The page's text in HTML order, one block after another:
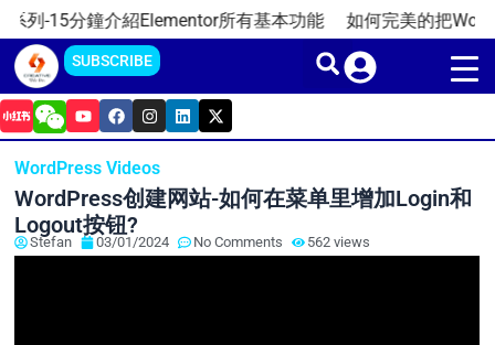
Skip
content
分鐘介紹Elementor所有基本功能 如何完美的把WordPress
SUBSCRIBE
Y
o
u
u
e
F
a
c
b
o
k
I
n
s
a
g
r
m
L
i
n
d
i
X
-
t
t
t
r
WordPress Videos
WordPress创建网站-如何在菜单里增加Login和
Logout按钮?
Stefan 03/01/2024 No Comments 562 views